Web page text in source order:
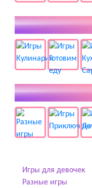
Игры для девочек
Разные игры